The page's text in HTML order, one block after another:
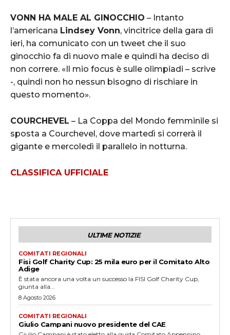
VONN HA MALE AL GINOCCHIO – Intanto
l’americana Lindsey Vonn, vincitrice della gara di
ieri, ha comunicato con un tweet che il suo
ginocchio fa di nuovo male e quindi ha deciso di
non correre. «Il mio focus è sulle olimpiadi – scrive
-, quindi non ho nessun bisogno di rischiare in
questo momento».
COURCHEVEL – La Coppa del Mondo femminile si
sposta a Courchevel, dove martedì si correrà il
gigante e mercoledì il parallelo in notturna.
CLASSIFICA UFFICIALE
ULTIME NOTIZIE
COMITATI REGIONALI
Fisi Golf Charity Cup: 25 mila euro per il Comitato Alto
Adige
È stata ancora una volta un successo la FISI Golf Charity Cup,
giunta alla...
8 Agosto 2026
COMITATI REGIONALI
Giulio Campani nuovo presidente del CAE